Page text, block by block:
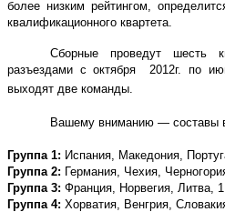
более низким рейтингом,
квалификационного квартета.
Сборные проведут шесть
разъездами с октября 2012г. по
выходят две команды.
Вашему вниманию — составы
Группа 1: Испания, Македония,
Группа 2: Германия, Чехия,
Группа 3: Франция, Норвегия, Литва,
Группа 4: Хорватия, Венгрия,